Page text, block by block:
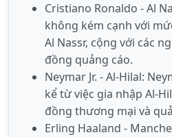
Cristiano Ronaldo - Al
không kém cạnh với
Al Nassr, cộng với các
đồng quảng cáo.
Neymar Jr. - Al-Hilal:
kể từ việc gia nhập Al-
đồng thương mại và
Erling Haaland -